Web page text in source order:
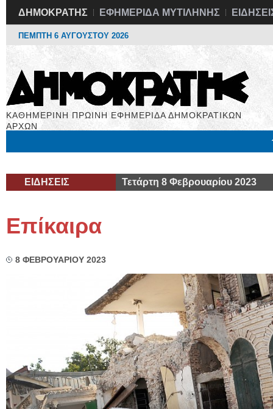
ΔΗΜΟΚΡΑΤΗΣ ΕΦΗΜΕΡΙΔΑ ΜΥΤΙΛΗΝΗΣ
ΠΕΜΠΤΗ 6 ΑΥΓΟΥΣΤΟΥ 2026
ΚΑΘΗΜΕΡΙΝΗ ΠΡΩΙΝΗ ΕΦΗΜΕΡΙΔΑ ΔΗΜΟΚΡΑΤΙΚΩΝ
ΑΡΧΩΝ
ΕΙΔΗΣΕΙΣ Τετάρτη 8 Φεβρουαρίου 2023
Επίκαιρα
8 ΦΕΒΡΟΥΑΡΙΟΥ 2023